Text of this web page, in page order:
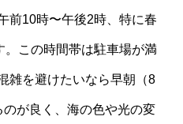
前10時〜午後2時、特に春
。この時間帯は駐車場が満
雑を避けたいなら早朝（8
が良く、海の色や光の変